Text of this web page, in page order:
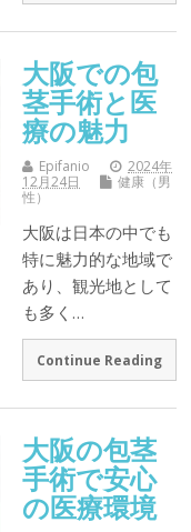
大阪での包
茎手術と医
療の魅力
Epifanio
2024年
12月24日
健康（男
性）
大阪は日本の中でも
特に魅力的な地域で
あり、観光地として
も多く…
Continue Reading
大阪の包茎
手術で安心
の医療環境